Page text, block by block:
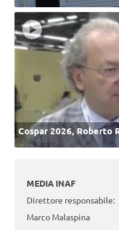
Cospar 2026, Roberto
MEDIA INAF
Direttore responsabile:
Marco Malaspina